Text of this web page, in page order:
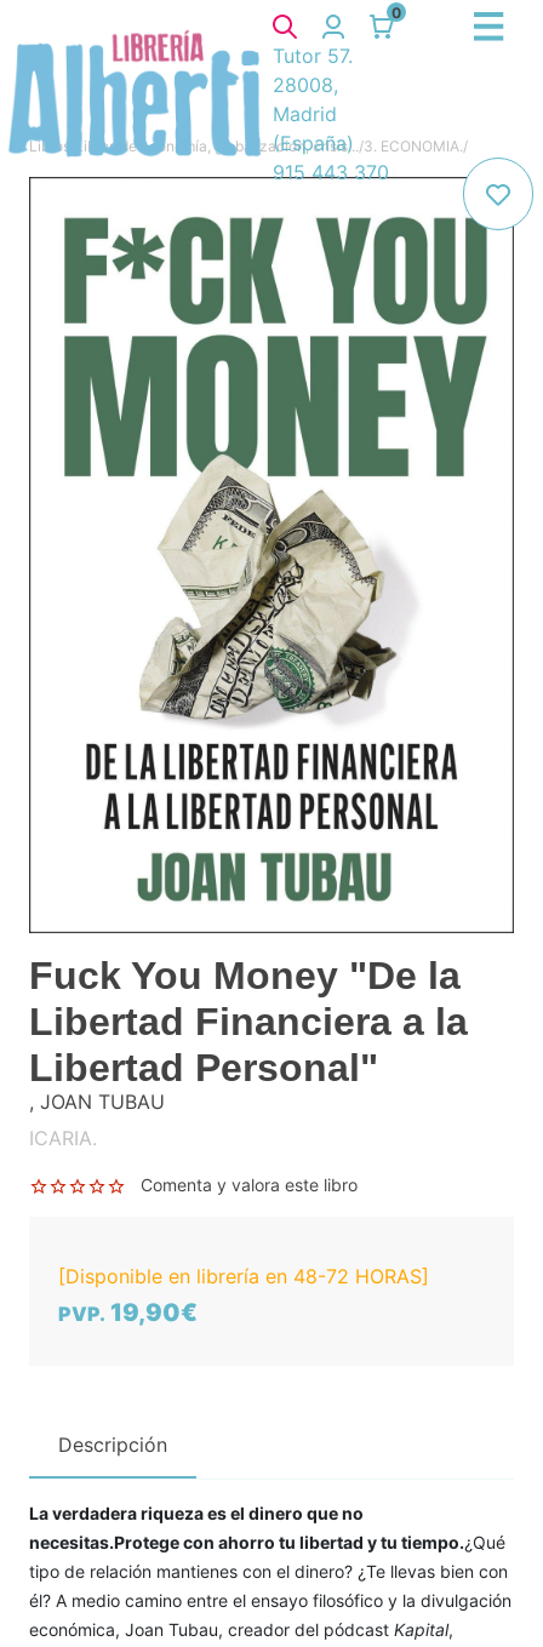
0
Tutor 57.
28008,
Madrid
(España)
915 443 370
Libros Libros de economía, globalización, crisis.../3. ECONOMIA./
Fuck You Money "De la
Libertad Financiera a la
Libertad Personal"
, JOAN TUBAU
ICARIA.
Comenta y valora este libro
[Disponible en librería en 48-72 HORAS]
PVP. 19,90€
Descripción
La verdadera riqueza es el dinero que no
necesitas.Protege con ahorro tu libertad y tu tiempo.¿Qué
tipo de relación mantienes con el dinero? ¿Te llevas bien con
él? A medio camino entre el ensayo filosófico y la divulgación
económica, Joan Tubau, creador del pódcast Kapital,